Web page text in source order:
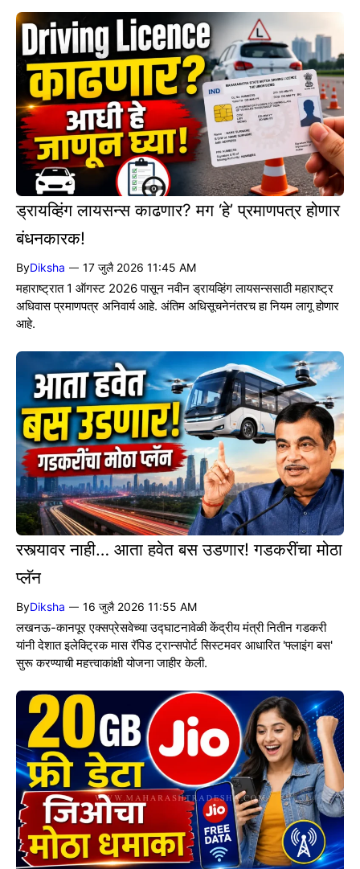
ड्रायव्हिंग लायसन्स काढणार? मग ‘हे’ प्रमाणपत्र होणार
बंधनकारक!
ByDiksha — 17 जुलै 2026 11:45 AM
महाराष्ट्रात 1 ऑगस्ट 2026 पासून नवीन ड्रायव्हिंग लायसन्ससाठी महाराष्ट्र
अधिवास प्रमाणपत्र अनिवार्य आहे. अंतिम अधिसूचनेनंतरच हा नियम लागू होणार
आहे.
रस्त्यावर नाही… आता हवेत बस उडणार! गडकरींचा मोठा
प्लॅन
ByDiksha — 16 जुलै 2026 11:55 AM
लखनऊ-कानपूर एक्सप्रेसवेच्या उद्घाटनावेळी केंद्रीय मंत्री नितीन गडकरी
यांनी देशात इलेक्ट्रिक मास रॅपिड ट्रान्सपोर्ट सिस्टमवर आधारित 'फ्लाइंग बस'
सुरू करण्याची महत्त्वाकांक्षी योजना जाहीर केली.